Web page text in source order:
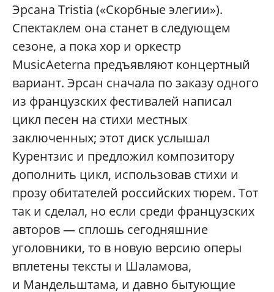
Эрсана Tristia («Скорбные элегии»).
Спектаклем она станет в следующем
сезоне, а пока хор и оркестр
MusicAeterna предъявляют концертный
вариант. Эрсан сначала по заказу одного
из французских фестивалей написал
цикл песен на стихи местных
заключенных; этот диск услышал
Курентзис и предложил композитору
дополнить цикл, использовав стихи и
прозу обитателей российских тюрем. Тот
так и сделал, но если среди французских
авторов — сплошь сегодняшние
уголовники, то в новую версию оперы
вплетены тексты и Шаламова,
и Мандельштама, и давно бытующие